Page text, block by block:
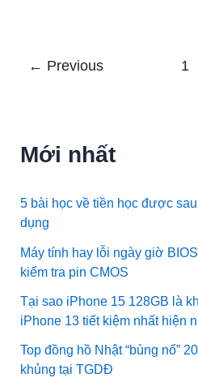
← Previous 1
Mới nhất
5 bài học về tiền học được
dụng
Máy tính hay lỗi ngày giờ
kiểm tra pin CMOS
Tại sao iPhone 15 128GB là
iPhone 13 tiết kiệm nhất hiện
Top đồng hồ Nhật “bùng nổ”
khủng tại TGDĐ